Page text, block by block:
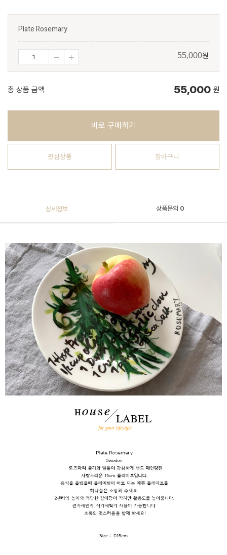
Plate Rosemary
55,000원
총 상품 금액 55,000 원
바로 구매하기
관심상품 장바구니
상세정보 상품문의 0